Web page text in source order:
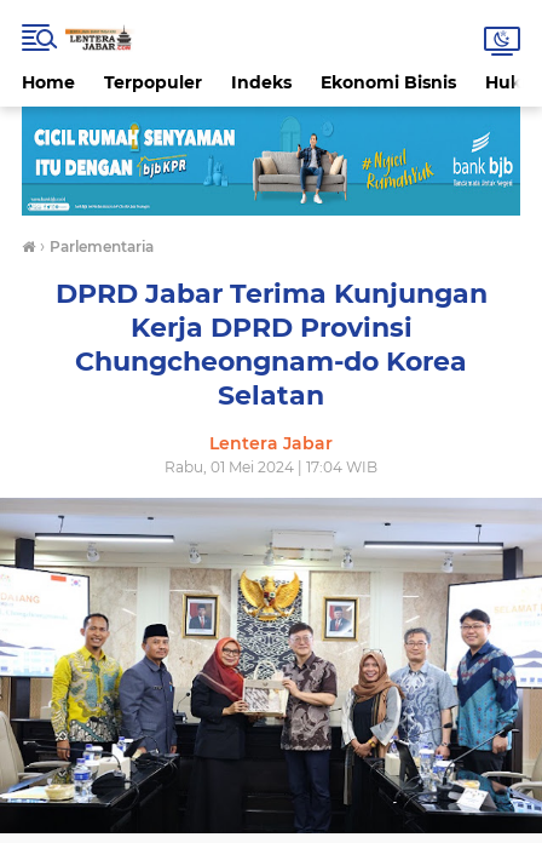
Home Terpopuler Indeks Ekonomi Bisnis
› Parlementaria
DPRD Jabar Terima Kunjungan
Kerja DPRD Provinsi
Chungcheongnam-do Korea
Selatan
Lentera Jabar
Rabu, 01 Mei 2024 | 17:04 WIB